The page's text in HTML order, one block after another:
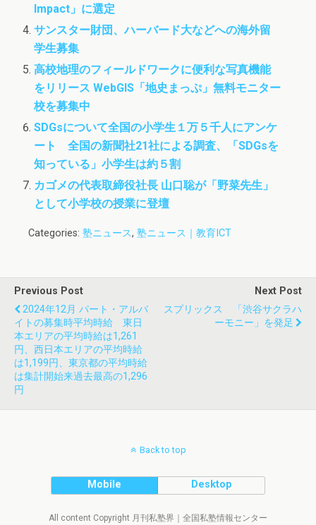
Impact」に選定
サンスター財団、ハーバード大などへの海外留
学生募集
高校地理のフィールドワークに便利な写真機能
をリリース WebGIS「地史まっぷ」無料モニター
校を募集中
SDGsについて全国の小学生１万５千人にアンケ
ート 全国の新聞社21社による調査、「SDGsを
知っている」小学生は約５割
カゴメの代表取締役社長 山口聡が「野菜先生」
として小学校の授業に登壇
Categories: 塾ニュース, 塾ニュース｜教育ICT
Previous Post
2024年12月 パート・アルバ
イトの募集時平均時給 東日
本エリアの平均時給は1,261
円、西日本エリアの平均時給
は1,199円、東京都の平均時給
は集計開始来過去最高の1,296
円
Next Post
スプリックス 「渋谷サクラハ
ーモニー」を発足
Back to top
Mobile Desktop
All content Copyright 月刊私塾界｜全国私塾情報センター